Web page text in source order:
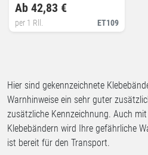
ET109
Ab 42,83 €
per 1 Rll.
Hier sind gekennzeichnete
Warnhinweise ein sehr guter
zusätzliche Kennzeichnung. Auch
Klebebändern wird Ihre gefährliche
ist bereit für den Transport.